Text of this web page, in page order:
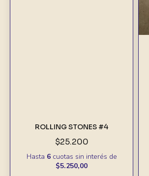
ROLLING STONES #4
$25.200
Hasta 6cuotas sin interés de
$5.250,00